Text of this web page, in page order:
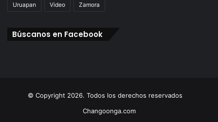
Uruapan Video Zamora
Búscanos en Facebook
© Copyright 2026. Todos los derechos reservados
Changoonga.com